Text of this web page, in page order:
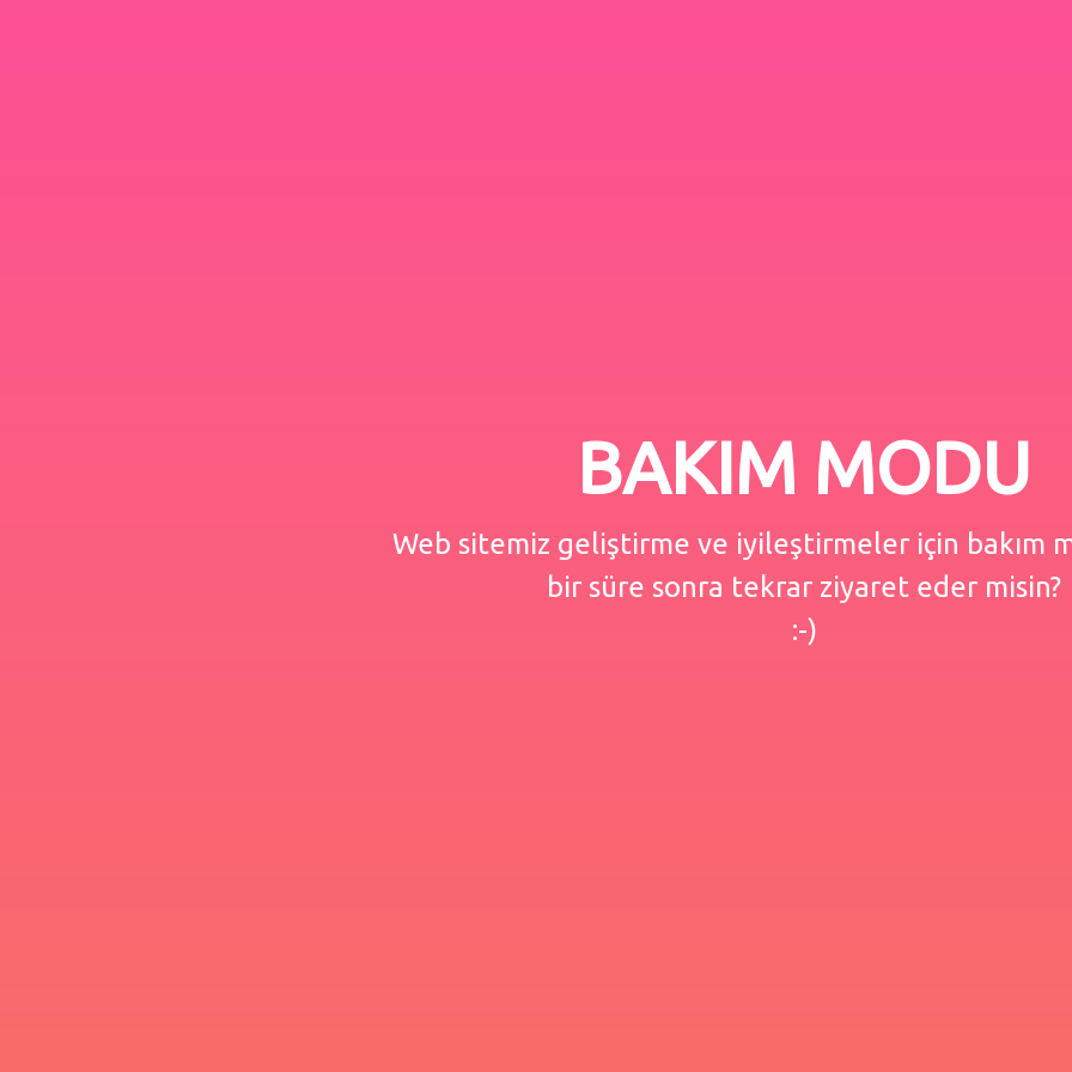
BAKIM MODU
Web sitemiz geliştirme ve iyileştirmeler için bakım
bir süre sonra tekrar ziyaret eder misin?
:-)